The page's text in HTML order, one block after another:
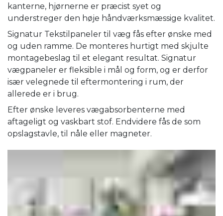
kanterne, hjørnerne er præcist syet og
understreger den høje håndværksmæssige kvalitet.
Signatur Tekstilpaneler til væg fås efter ønske med
og uden ramme. De monteres hurtigt med skjulte
montagebeslag til et elegant resultat. Signatur
vægpaneler er fleksible i mål og form, og er derfor
især velegnede til eftermontering i rum, der
allerede er i brug.
Efter ønske leveres vægabsorbenterne med
aftageligt og vaskbart stof. Endvidere fås de som
opslagstavle, til nåle eller magneter.